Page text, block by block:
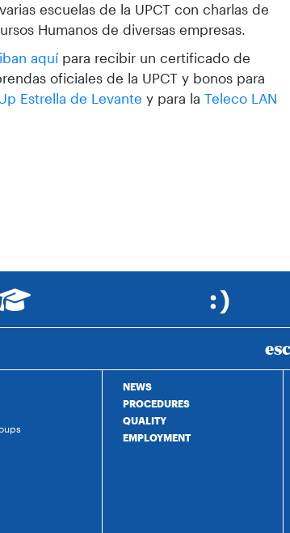
escuelas de la UPCT con charlas de
Humanos de diversas empresas.
aquí para recibir un certificado de
oficiales de la UPCT y bonos para
Estrella de Levante y para laTeleco LAN
NEWS
PROCEDURES
QUALITY
EMPLOYMENT